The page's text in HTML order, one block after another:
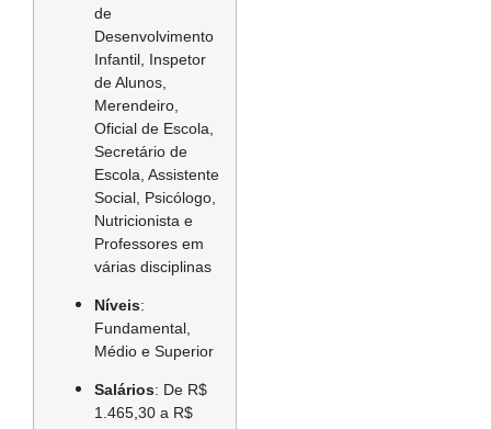
de
Desenvolvimento
Infantil, Inspetor
de Alunos,
Merendeiro,
Oficial de Escola,
Secretário de
Escola, Assistente
Social, Psicólogo,
Nutricionista e
Professores em
várias disciplinas
Níveis:
Fundamental,
Médio e Superior
Salários: De R$
1.465,30 a R$